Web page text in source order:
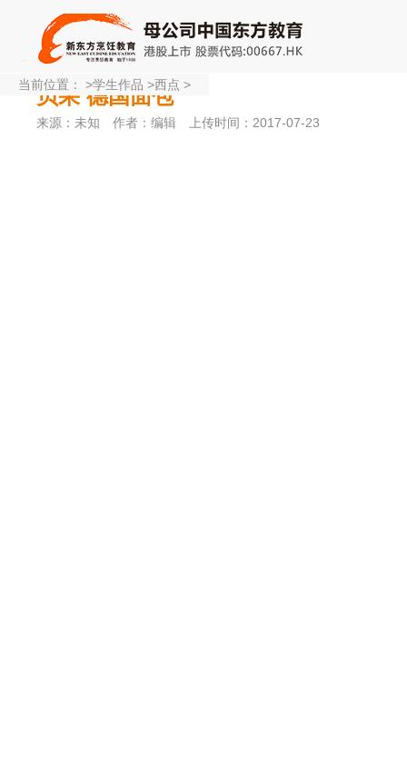
贝果 德国面包
来源：未知 作者：编辑 上传时间：2017-07-23
当前位置： >学生作品 >西点 >